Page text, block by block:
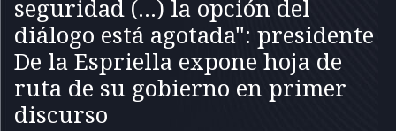
seguridad (...) la opción del
diálogo está agotada": presidente
De la Espriella expone hoja de
ruta de su gobierno en primer
discurso